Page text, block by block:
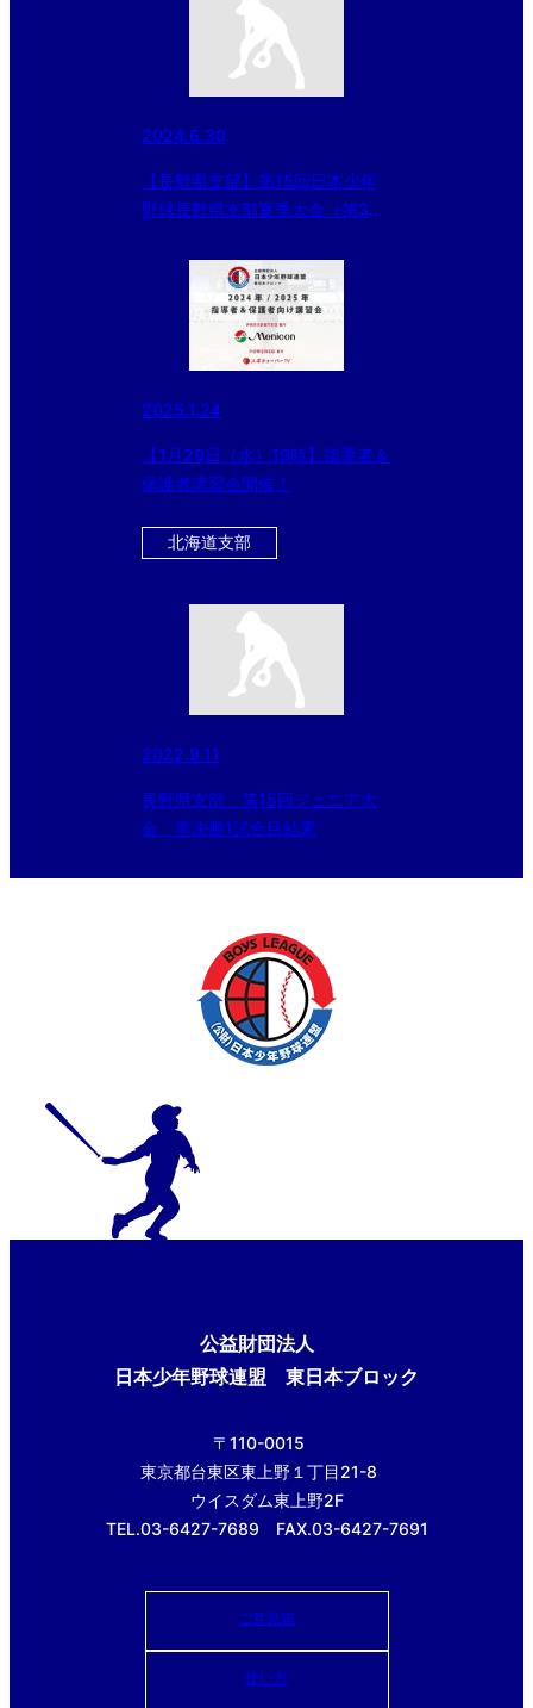
2024.6.30
【長野県支部】第15回日本少年
野球長野県支部夏季大会（第3回
野球 東北選抜大会 及び 同 北海
道大会 長野県支部予選） 準決
勝・決勝戦6/30結果
2025.1.24
【1月29日（水）19時】指導者＆
保護者講習会開催！
北海道支部
2022.9.11
長野県支部 第15回ジュニア大
会 準決勝1試合目結果
公益財団法人
日本少年野球連盟 東日本ブロック
〒110-0015
東京都台東区東上野１丁目21-8
ウイスダム東上野2F
TEL.03-6427-7689 FAX.03-6427-7691
ご意見箱
使い方